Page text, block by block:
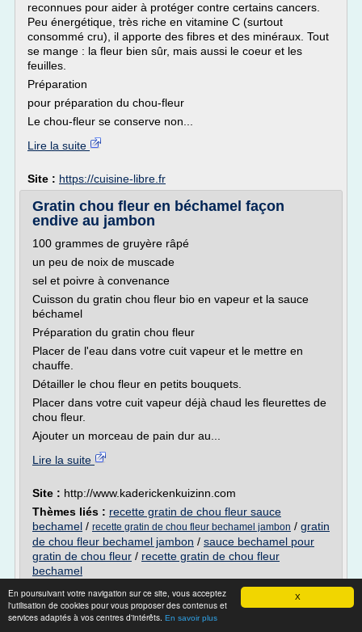
X
En poursuivant votre navigation sur ce site, vous acceptez
l'utilisation de cookies pour vous proposer des contenus et
services adaptés à vos centres d'intérêts. En savoir plus
reconnues pour aider à protéger contre certains cancers.
Peu énergétique, très riche en vitamine C (surtout
consommé cru), il apporte des fibres et des minéraux. Tout
se mange : la fleur bien sûr, mais aussi le coeur et les
feuilles.
Préparation
pour préparation du chou-fleur
Le chou-fleur se conserve non...
Lire la suite
Site : https://cuisine-libre.fr
Gratin chou fleur en béchamel façon
endive au jambon
100 grammes de gruyère râpé
un peu de noix de muscade
sel et poivre à convenance
Cuisson du gratin chou fleur bio en vapeur et la sauce
béchamel
Préparation du gratin chou fleur
Placer de l'eau dans votre cuit vapeur et le mettre en
chauffe.
Détailler le chou fleur en petits bouquets.
Placer dans votre cuit vapeur déjà chaud les fleurettes de
chou fleur.
Ajouter un morceau de pain dur au...
Lire la suite
Site : http://www.kaderickenkuizinn.com
Thèmes liés : recette gratin de chou fleur sauce
bechamel / recette gratin de chou fleur bechamel jambon / gratin
de chou fleur bechamel jambon / sauce bechamel pour
gratin de chou fleur / recette gratin de chou fleur
bechamel
Taboulé de chou-fleur et brocolis | Prima
Malin cette recette végétarienne express